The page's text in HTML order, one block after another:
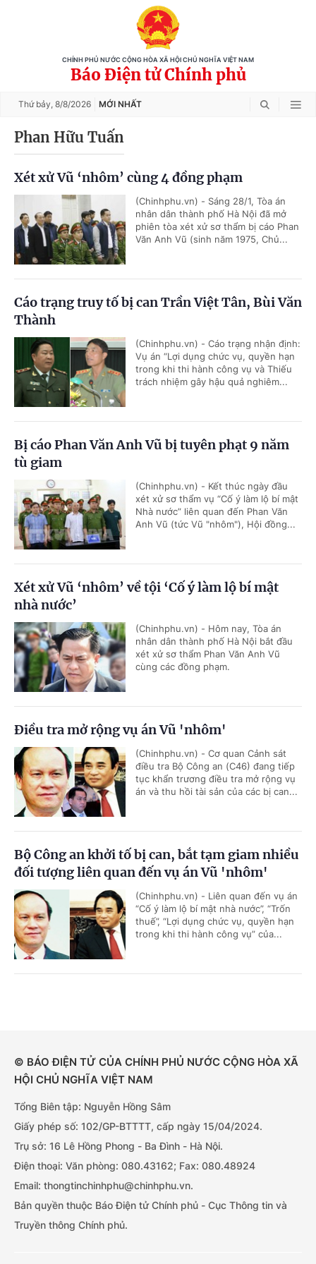
CHÍNH PHỦ NƯỚC CỘNG HÒA XÃ HỘI CHỦ NGHĨA VIỆT NAM
Báo Điện tử Chính phủ
Thứ bảy, 8/8/2026 MỚI NHẤT
Phan Hữu Tuấn
Xét xử Vũ ‘nhôm’ cùng 4 đồng phạm
(Chinhphu.vn) - Sáng 28/1, Tòa án
nhân dân thành phố Hà Nội đã mở
phiên tòa xét xử sơ thẩm bị cáo Phan
Văn Anh Vũ (sinh năm 1975, Chủ...
Cáo trạng truy tố bị can Trần Việt Tân, Bùi Văn
Thành
(Chinhphu.vn) - Cáo trạng nhận định:
Vụ án “Lợi dụng chức vụ, quyền hạn
trong khi thi hành công vụ và Thiếu
trách nhiệm gây hậu quả nghiêm...
Bị cáo Phan Văn Anh Vũ bị tuyên phạt 9 năm
tù giam
(Chinhphu.vn) - Kết thúc ngày đầu
xét xử sơ thẩm vụ “Cố ý làm lộ bí mật
Nhà nước” liên quan đến Phan Văn
Anh Vũ (tức Vũ "nhôm"), Hội đồng...
Xét xử Vũ ‘nhôm’ về tội ‘Cố ý làm lộ bí mật
nhà nước’
(Chinhphu.vn) - Hôm nay, Tòa án
nhân dân thành phố Hà Nội bắt đầu
xét xử sơ thẩm Phan Văn Anh Vũ
cùng các đồng phạm.
Điều tra mở rộng vụ án Vũ 'nhôm'
(Chinhphu.vn) - Cơ quan Cảnh sát
điều tra Bộ Công an (C46) đang tiếp
tục khẩn trương điều tra mở rộng vụ
án và thu hồi tài sản của các bị can...
Bộ Công an khởi tố bị can, bắt tạm giam nhiều
đối tượng liên quan đến vụ án Vũ 'nhôm'
(Chinhphu.vn) - Liên quan đến vụ án
“Cố ý làm lộ bí mật nhà nước”, “Trốn
thuế”, “Lợi dụng chức vụ, quyền hạn
trong khi thi hành công vụ” của...
© BÁO ĐIỆN TỬ CỦA CHÍNH PHỦ NƯỚC CỘNG HÒA XÃ
HỘI CHỦ NGHĨA VIỆT NAM
Tổng Biên tập: Nguyễn Hồng Sâm
Giấy phép số: 102/GP-BTTTT, cấp ngày 15/04/2024.
Trụ sở: 16 Lê Hồng Phong - Ba Đình - Hà Nội.
Điện thoại: Văn phòng: 080.43162; Fax: 080.48924
Email: thongtinchinhphu@chinhphu.vn.
Bản quyền thuộc Báo Điện tử Chính phủ - Cục Thông tin và
Truyền thông Chính phủ.